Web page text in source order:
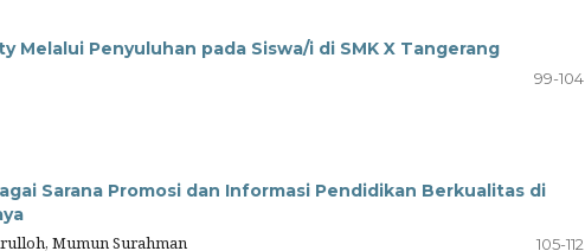
Penyuluhan pada Siswa/i di SMK X Tangerang
99-104
Sarana Promosi dan Informasi Pendidikan Berkualitas di
Mumun Surahman
105-112